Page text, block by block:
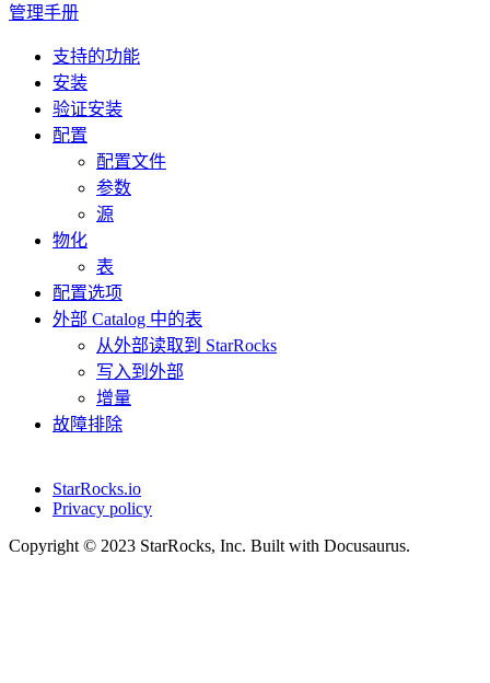
管理手册
支持的功能
安装
验证安装
配置
配置文件
参数
源
物化
表
配置选项
外部 Catalog 中的表
从外部读取到 StarRocks
写入到外部
增量
故障排除
StarRocks.io
Privacy policy
Copyright © 2023 StarRocks, Inc. Built with Docusaurus.